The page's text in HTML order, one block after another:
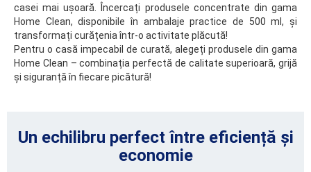
casei mai ușoară. Încercați produsele concentrate din gama
Home Clean, disponibile în ambalaje practice de 500 ml, și
transformați curățenia într-o activitate plăcută!
Pentru o casă impecabil de curată, alegeți produsele din gama
Home Clean – combinația perfectă de calitate superioară, grijă
și siguranță în fiecare picătură!
Un echilibru perfect între eficiență și
economie